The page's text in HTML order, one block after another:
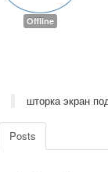
Offline
шторка экран
Posts